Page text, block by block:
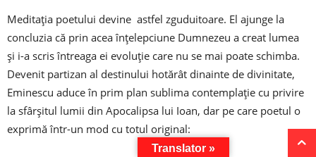
Meditația poetului devine astfel zguduitoare. El ajunge la
concluzia că prin acea înțelepciune Dumnezeu a creat lumea
și i-a scris întreaga ei evoluție care nu se mai poate schimba.
Devenit partizan al destinului hotărât dinainte de divinitate,
Eminescu aduce în prim plan sublima contemplație cu privire
la sfârșitul lumii din Apocalipsa lui Ioan, dar pe care poetul o
exprimă într-un mod cu totul original:
Translator »